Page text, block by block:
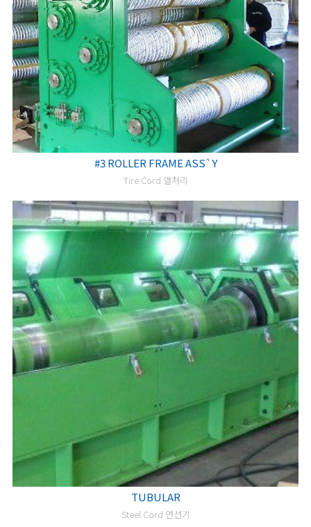
#3 ROLLER FRAME ASS`Y
Tire Cord 열처리
TUBULAR
Steel Cord 연선기